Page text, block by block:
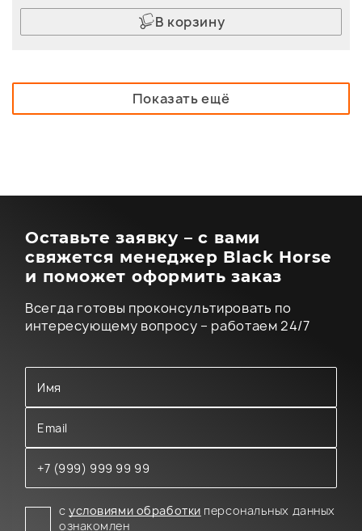
В корзину
Показать ещё
Оставьте заявку – с вами
свяжется менеджер Black Horse
и поможет оформить заказ
Всегда готовы проконсультировать по
интересующему вопросу – работаем 24/7
сусловиями обработки персональных данных
ознакомлен